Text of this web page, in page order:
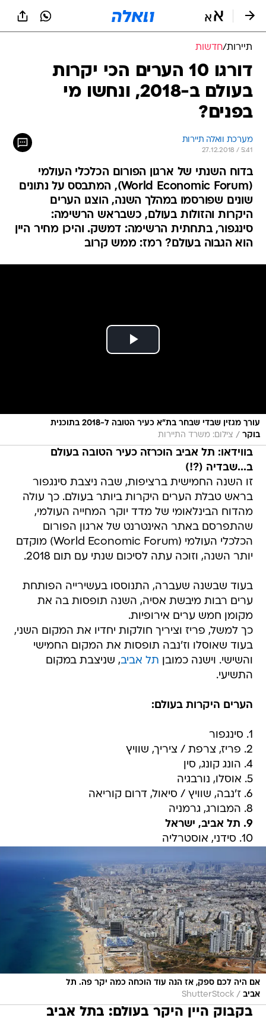
תיירות/חדשות
דורגו 10 הערים הכי יקרות
בעולם ב-2018, ונחשו מי
בפנים?
מערכת וואלה תיירות
27.12.2018 / 5:41
בדוח השנתי של ארגון הפורום הכלכלי העולמי
(World Economic Forum), המתבסס על נתונים
שונים שפורסמו במהלך השנה, הוצגו הערים
היקרות והזולות בעולם, כשבראש הרשימה:
סינגפור, בתחתית הרשימה: דמשק. והיכן מחיר היין
הוא הגבוה בעולם? רמז: ממש קרוב
עורך מגזין שבדי שבחר בת"א כעיר הטובה ל-2018 בתוכנית
בוקר / צילום: משרד התיירות
בווידאו: תל אביב הוכרזה כעיר הטובה בעולם
ב...שבדיה (?!)
זו השנה החמישית ברציפות, שבה ניצבת סינגפור
בראש טבלת הערים היקרות ביותר בעולם. כך עולה
מהדוח הבינלאומי של מדד יוקר המחייה העולמי,
שהתפרסם באתר האינטרנט של ארגון הפורום
הכלכלי העולמי (World Economic Forum) מוקדם
יותר השנה, וזוכה עתה לסיכום שנתי עם תום 2018.
בעוד שבשנה שעברה, התנוססו בעשירייה הפותחת
ערים רבות מיבשת אסיה, השנה תופסות בה את
מקומן חמש ערים אירופיות.
כך למשל, פריז וציריך חולקות יחדיו את המקום השני,
בעוד שאוסלו וז'נבה תופסות את המקום החמישי
והשישי. וישנה כמובן תל אביב, שניצבת במקום
התשיעי.
הערים היקרות בעולם:
1. סינגפור
2. פריז, צרפת / ציריך, שוויץ
4. הונג קונג, סין
5. אוסלו, נורבגיה
6. ז'נבה, שוויץ / סיאול, דרום קוריאה
8. המבורג, גרמניה
9. תל אביב, ישראל
10. סידני, אוסטרליה
אם היה לכם ספק, אז הנה עוד הוכחה כמה יקר פה. תל
אביב /
ShutterStock
בקבוק היין היקר בעולם: בתל אביב